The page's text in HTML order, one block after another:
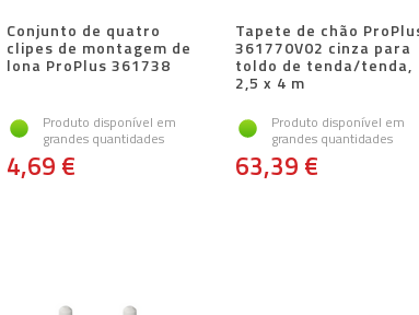
Conjunto de quatro
clipes de montagem de
lona ProPlus 361738
Produto disponível em
grandes quantidades
4,69 €
Tapete de chão
361770V02 cinza para
toldo de tenda/tenda,
2,5 x 4 m
Produto disponível em
grandes quantidades
63,39 €